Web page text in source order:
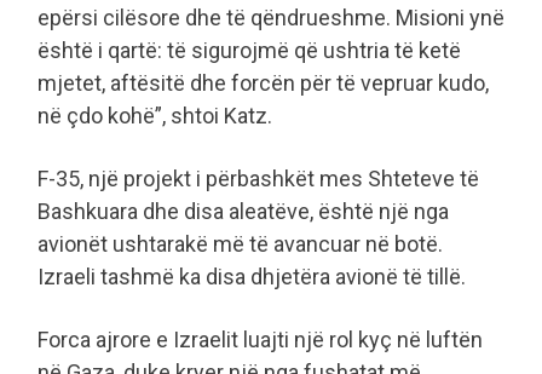
epërsi cilësore dhe të qëndrueshme. Misioni ynë
është i qartë: të sigurojmë që ushtria të ketë
mjetet, aftësitë dhe forcën për të vepruar kudo,
në çdo kohë”, shtoi Katz.
F-35, një projekt i përbashkët mes Shteteve të
Bashkuara dhe disa aleatëve, është një nga
avionët ushtarakë më të avancuar në botë.
Izraeli tashmë ka disa dhjetëra avionë të tillë.
Forca ajrore e Izraelit luajti një rol kyç në luftën